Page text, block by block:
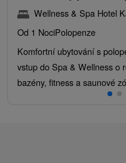
Wellness & Spa Hotel
Od 1 NociPolopenze
Komfortní ubytování s
vstup do Spa & Wellness o
bazény, fitness a saunové